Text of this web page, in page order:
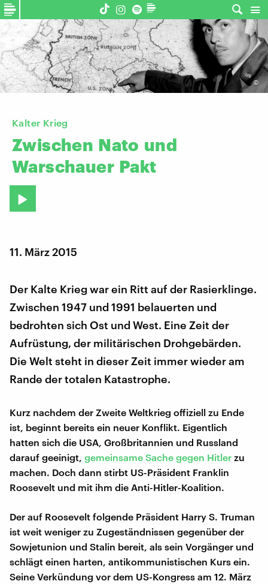
©
Kalter Krieg
Zwischen Nato und
Warschauer Pakt
11. März 2015
Der Kalte Krieg war ein Ritt auf der Rasierklinge.
Zwischen 1947 und 1991 belauerten und
bedrohten sich Ost und West. Eine Zeit der
Aufrüstung, der militärischen Drohgebärden.
Die Welt steht in dieser Zeit immer wieder am
Rande der totalen Katastrophe.
Kurz nachdem der Zweite Weltkrieg offiziell zu Ende
ist, beginnt bereits ein neuer Konflikt. Eigentlich
hatten sich die USA, Großbritannien und Russland
darauf geeinigt, gemeinsame Sache gegen Hitler zu
machen. Doch dann stirbt US-Präsident Franklin
Roosevelt und mit ihm die Anti-Hitler-Koalition.
Der auf Roosevelt folgende Präsident Harry S. Truman
ist weit weniger zu Zugeständnissen gegenüber der
Sowjetunion und Stalin bereit, als sein Vorgänger und
schlägt einen harten, antikommunistischen Kurs ein.
Seine Verkündung vor dem US-Kongress am 12. März